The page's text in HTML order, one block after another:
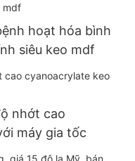
hoạt hóa bình
siêu keo mdf
nhớt cao
máy gia tốc